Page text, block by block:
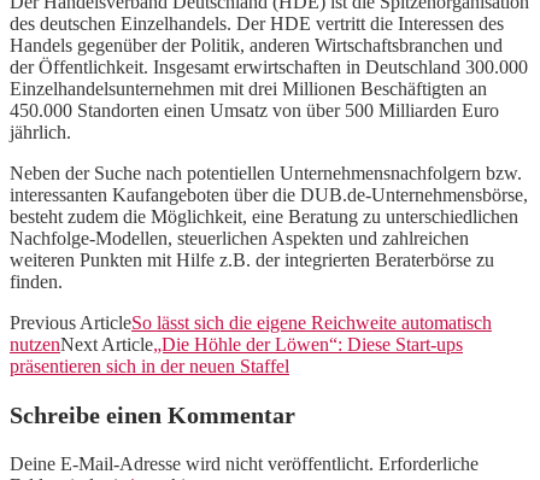
des deutschen Einzelhandels. Der HDE vertritt die Interessen des
Handels gegenüber der Politik, anderen Wirtschaftsbranchen und
der Öffentlichkeit. Insgesamt erwirtschaften in Deutschland 300.000
Einzelhandelsunternehmen mit drei Millionen Beschäftigten an
450.000 Standorten einen Umsatz von über 500 Milliarden Euro
jährlich.
Neben der Suche nach potentiellen Unternehmensnachfolgern bzw.
interessanten Kaufangeboten über die DUB.de-Unternehmensbörse,
besteht zudem die Möglichkeit, eine Beratung zu unterschiedlichen
Nachfolge-Modellen, steuerlichen Aspekten und zahlreichen
weiteren Punkten mit Hilfe z.B. der integrierten Beraterbörse zu
finden.
Previous ArticleSo lässt sich die eigene Reichweite automatisch
nutzenNext Article„Die Höhle der Löwen“: Diese Start-ups
präsentieren sich in der neuen Staffel
Schreibe einen Kommentar
Deine E-Mail-Adresse wird nicht veröffentlicht. Erforderliche